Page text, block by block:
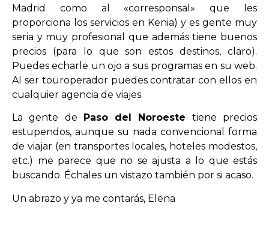
Madrid como al «corresponsal» que les
proporciona los servicios en Kenia) y es gente muy
seria y muy profesional que además tiene buenos
precios (para lo que son estos destinos, claro).
Puedes echarle un ojo a sus programas en su web.
Al ser touroperador puedes contratar con ellos en
cualquier agencia de viajes.
La gente de Paso del Noroeste tiene precios
estupendos, aunque su nada convencional forma
de viajar (en transportes locales, hoteles modestos,
etc.) me parece que no se ajusta a lo que estás
buscando. Échales un vistazo también por si acaso.
Un abrazo y ya me contarás, Elena